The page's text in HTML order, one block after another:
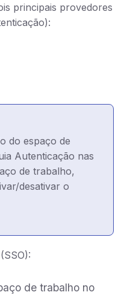
principais provedores
do espaço de
Autenticação nas
de trabalho,
desativar o
de trabalho no